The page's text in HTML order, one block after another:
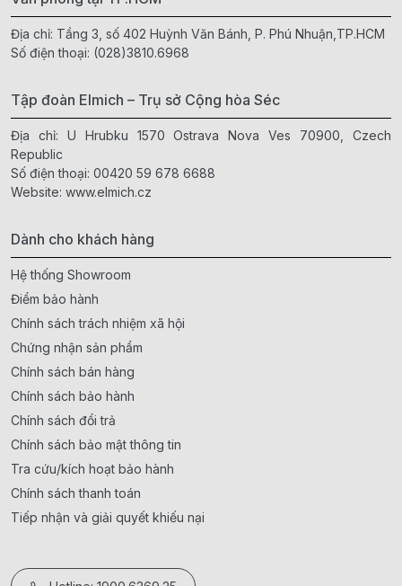
Địa chỉ: Tầng 3, số 402 Huỳnh Văn Bánh, P. Phú Nhuận,TP.HCM
Số điện thoại: (028)3810.6968
Tập đoàn Elmich – Trụ sở Cộng hòa Séc
Địa chỉ: U Hrubku 1570 Ostrava Nova Ves 70900, Czech
Republic
Số điện thoại: 00420 59 678 6688
Website: www.elmich.cz
Dành cho khách hàng
Hệ thống Showroom
Điểm bảo hành
Chính sách trách nhiệm xã hội
Chứng nhận sản phẩm
Chính sách bán hàng
Chính sách bảo hành
Chính sách đổi trả
Chính sách bảo mật thông tin
Tra cứu/kích hoạt bảo hành
Chính sách thanh toán
Tiếp nhận và giải quyết khiếu nại